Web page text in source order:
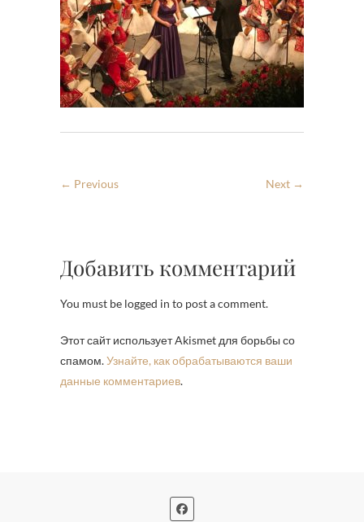
← Previous Next →
Добавить комментарий
You must be logged in to post a comment.
Этот сайт использует Akismet для борьбы со
спамом.Узнайте, как обрабатываются ваши
данные комментариев.